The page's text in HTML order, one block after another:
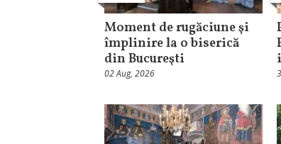
Moment de rugăciune şi
împlinire la o biserică
din Bucureşti
02 Aug, 2026